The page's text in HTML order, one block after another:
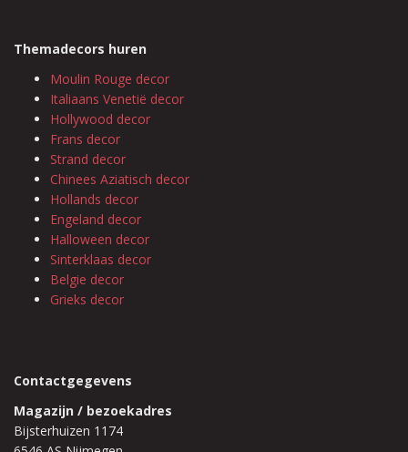
Themadecors huren
Moulin Rouge decor
Italiaans Venetië decor
Hollywood decor
Frans decor
Strand decor
Chinees Aziatisch decor
Hollands decor
Engeland decor
Halloween decor
Sinterklaas decor
Belgie decor
Grieks decor
Contactgegevens
Magazijn / bezoekadres
Bijsterhuizen 1174